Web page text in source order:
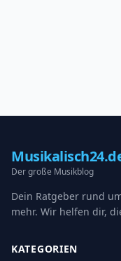
Der große Musikblog
Dein Ratgeber rund
mehr. Wir helfen dir,
KATEGORIEN